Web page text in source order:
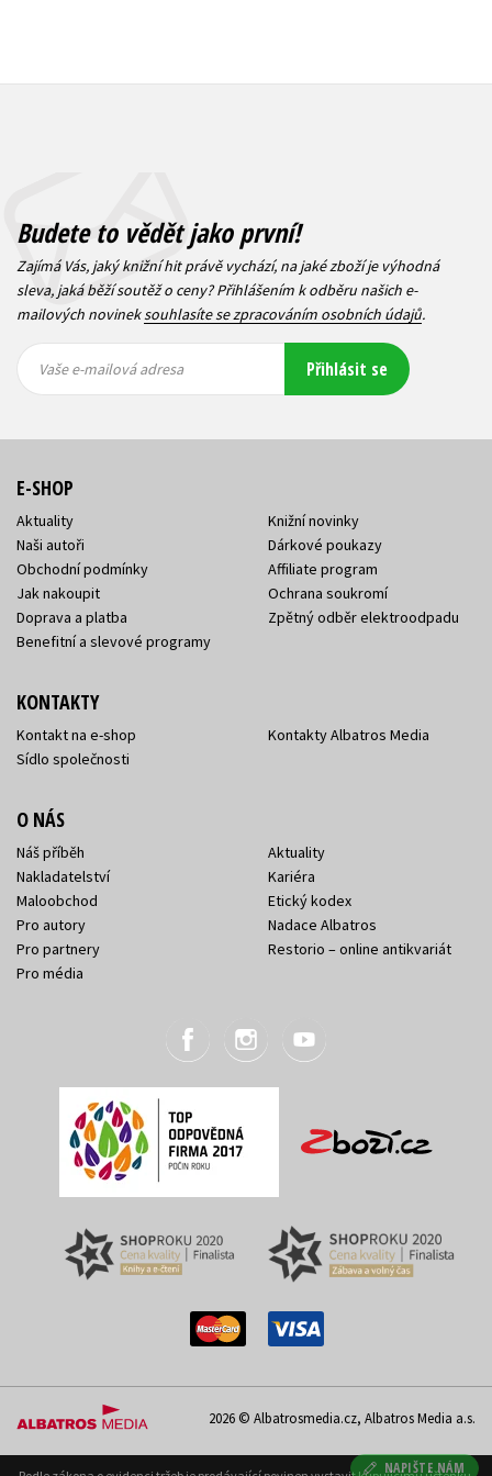
NAPIŠTE NÁM
Budete to vědět jako první!
Zajímá Vás, jaký knižní hit právě vychází, na jaké zboží je výhodná
sleva, jaká běží soutěž o ceny? Přihlášením k odběru našich e-
mailových novineksouhlasíte se zpracováním osobních údajů.
mailová
mailová
Vaše e-mailová adresa Přihlásit se
E-SHOP
Aktuality
Naši autoři
Obchodní podmínky
Jak nakoupit
Doprava a platba
Benefitní a slevové programy
Knižní novinky
Dárkové poukazy
Affiliate program
Ochrana soukromí
Zpětný odběr elektroodpadu
KONTAKTY
Kontakt na e-shop
Sídlo společnosti
Kontakty Albatros Media
O NÁS
Náš příběh
Nakladatelství
Maloobchod
Pro autory
Pro partnery
Pro média
Aktuality
Kariéra
Etický kodex
Nadace Albatros
Restorio – online antikvariát
2026 © Albatrosmedia.cz, Albatros Media a.s.